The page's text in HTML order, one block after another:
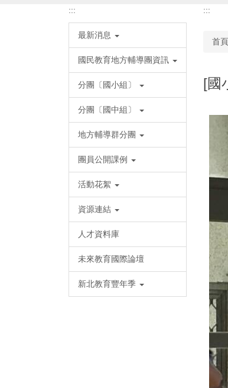
:::
最新消息
國民教育地方輔導團資訊
分團〔國小組〕
分團〔國中組〕
地方輔導群分團
團員公開課例
活動花絮
資源連結
人才資料庫
未來教育國際論壇
新北教育豐年季
:::
首頁
[國